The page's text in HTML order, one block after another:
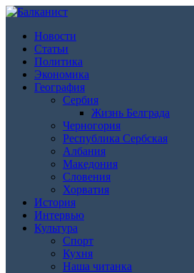
Новости
Статьи
Политика
Экономика
География
Сербия
Жизнь Белграда
Черногория
Республика Сербская
Албания
Македония
Словения
Хорватия
История
Интервью
Культура
Спорт
Кухня
Наша читанка